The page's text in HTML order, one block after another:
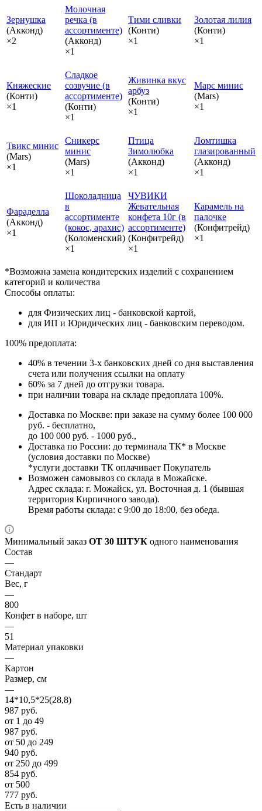
Зернушка
(Акконд)
×2
Молочная
речка (в
ассортименте)
(Акконд)
×1
Тими сливки
(Конти)
×1
Золотая лилия
(Конти)
×1
Княжеские
(Конти)
×1
Сладкое
созвучие (в
ассортименте)
(Конти)
×1
Живинка вкус
арбуз
(Конти)
×1
Марс минис
(Mars)
×1
Твикс минис
(Mars)
×1
Сникерс
минис
(Mars)
×1
Птица
Зимолюбка
(Акконд)
×1
Ломтишка
глазированный
(Акконд)
×1
Фараделла
(Акконд)
×1
Шоколадница
в
ассортименте
(кокос, арахис)
(Коломенский)
×1
ЧУВИКИ
Жевательная
конфета 10г (в
ассортименте)
(Конфитрейд)
×1
Карамель на
палочке
(Конфитрейд)
×1
*Возможна замена кондитерских изделий с сохранением
категорий и количества
Способы оплаты:
для Физических лиц - банковской картой,
для ИП и Юридических лиц - банковским переводом.
100% предоплата:
40% в течении 3-х банковских дней со дня выставления
счета или получения ссылки на оплату
60% за 7 дней до отгрузки товара.
при наличии товара на складе предоплата 100%.
Доставка по Москве: при заказе на сумму более 100 000
руб. - бесплатно,
до 100 000 руб. - 1000 руб.,
Доставка по России: до терминала ТК* в Москве
(условия доставки по Москве)
*услуги доставки ТК оплачивает Покупатель
Возможен самовывоз со склада в Можайске.
Адрес склада: г. Можайск, ул. Восточная д. 1 (бывшая
территория Кирпичного завода).
Время работы склада: с 9:00 до 18:00, без обеда.
Минимальный заказ ОТ 30 ШТУК одного наименования
Состав
—
Стандарт
Вес, г
—
800
Конфет в наборе, шт
—
51
Материал упаковки
—
Картон
Размер, см
—
14*10,5*25(28,8)
987 руб.
от 1 до 49
987 руб.
от 50 до 249
940 руб.
от 250 до 499
854 руб.
от 500
777 руб.
Есть в наличии